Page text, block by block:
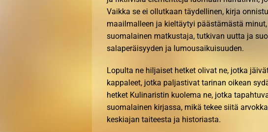
Vaikka se ei ollutkaan täydellinen, kirja
maailmalleen ja kieltäytyi päästämästä
suomalainen matkustaja, tutkivan uutta ja
salaperäisyyden ja lumousaikuisuuden.
Lopulta ne hiljaiset hetket olivat ne, jotka
kappaleet, jotka paljastivat tarinan oikean
hetket Kulinaristin kuolema ne, jotka
suomalainen kirjassa, mikä tekee siitä
keskiajan taiteesta ja historiasta.